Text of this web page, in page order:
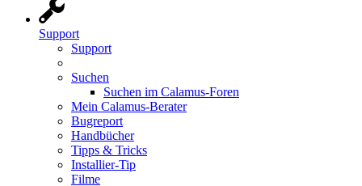
Support
Support
Suchen
Suchen im Calamus-Foren
Mein Calamus-Berater
Bugreport
Handbücher
Tipps & Tricks
Installier-Tip
Filme